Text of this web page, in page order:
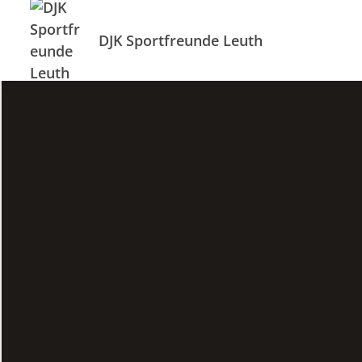
DJK Sportfreunde Leuth